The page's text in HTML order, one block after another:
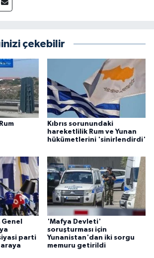
çekebilir
Kıbrıs sorunundaki
hareketlilik Rum ve Yunan
hükümetlerini 'sinirlendirdi'
parti
'Mafya Devleti'
soruşturması için
Yunanistan'dan iki sorgu
memuru getirildi